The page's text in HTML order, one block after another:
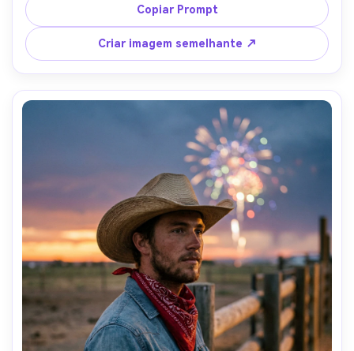
limpa, tirado em Canon R3, 85mm f/2.0, olhos afiados,
textura de pele ultra-realista, qualidade de revista de
alta qualidade-AR 4:5
Copiar Prompt
Criar imagem semelhante ↗